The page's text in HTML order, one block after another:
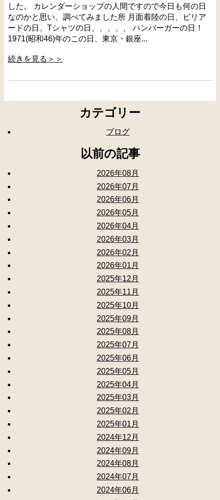
した。 カレンダーショップの人間ですので今日も何の日
なのかと思い、調べてみました所 月面着陸の日、ビリア
ードの日、Tシャツの日、、、、、 ハンバーガーの日！
1971(昭和46)年のこの日、東京・銀座...
続きを見る＞＞
カテゴリー
ブログ
以前の記事
2026年08月
2026年07月
2026年06月
2026年05月
2026年04月
2026年03月
2026年02月
2026年01月
2025年12月
2025年11月
2025年10月
2025年09月
2025年08月
2025年07月
2025年06月
2025年05月
2025年04月
2025年03月
2025年02月
2025年01月
2024年12月
2024年09月
2024年08月
2024年07月
2024年06月